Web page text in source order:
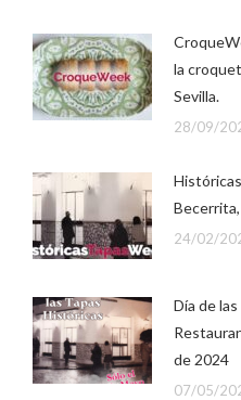
la
Sevilla.
28/09/
Becerrita,
24/02/
Día de
de 2024
07/05/